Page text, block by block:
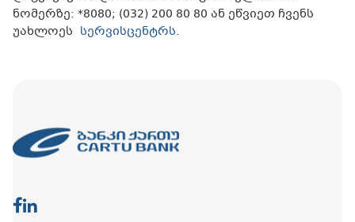
ნომერზე: *8080; (032) 200 80 80 ან ეწვიეთ ჩვენს
უახლოეს სერვისცენტრს.